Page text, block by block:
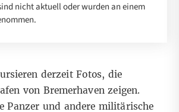
nicht aktuell oder wurden an einem
derzeit Fotos, die
von Bremerhaven zeigen.
Panzer und andere militärische